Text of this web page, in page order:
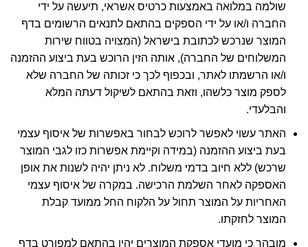
שולמה במלואה באמצעות כרטיס אשראי, תיעשה על ידי
החברה ו/או על ידי הספקים בהתאם לתנאים הרשומים בדף
המוצר שנרכש לכתובת בישראל (המצויה בטווח שירות
המשלוחים של החברה), אותה הזין הרוכש בעת ביצוע ההזמנה
ו/או הרשמתו לאתר, ובכפוף לכך כי זכותה של החברה שלא
לספק מוצר כלשהו, וזאת בהתאם לשיקול דעתה המלא
והבלעדי.
האתר עשוי לאפשר לרוכש לבחור באפשרות של איסוף עצמי
בעת ביצוע ההזמנה (במידה וקיימת אפשרות כזו לגבי המוצר
שרכש) ללא חיוב בדמי משלוח. לא ניתן יהיה לשנות את אופן
האספקה לאחר השלמת הרכישה. במקרה של איסוף עצמי
האחריות על המוצר תחול על הלקוח החל ממועד קבלת
המוצר לחזקתו.
מובהר כי מועדי אספקת המוצרים יהיו בהתאם למפורט בדף